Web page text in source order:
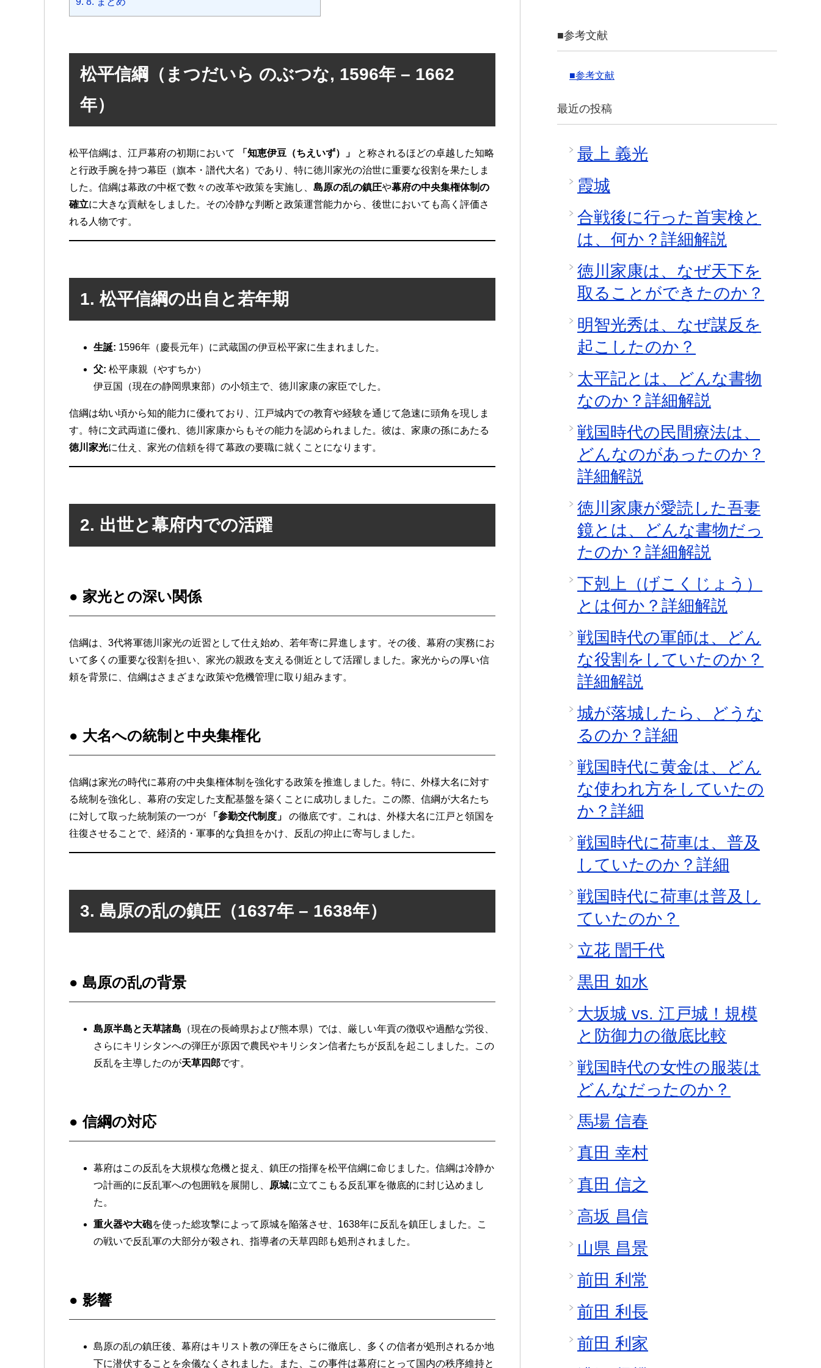
松平信綱（まつだいら のぶつな, 1596年 – 1662
年）
松平信綱は、江戸幕府の初期において 「知恵伊豆（ちえいず）」
と称されるほどの卓越した知略
と行政手腕を持つ幕臣（旗本・譜代大名）であり、特に徳川家光の治世に重要な役割を果たしま
した。信綱は幕政の中枢で数々の改革や政策を実施し、 島原の乱の鎮圧や幕府の中央集権体制の
確立に大きな貢献をしました。その冷静な判断と政策運営能力から、後世においても高く評価さ
れる人物です。
1. 松平信綱の出自と若年期
生誕: 1596年（慶長元年）に武蔵国の伊豆松平家に生まれました。
父: 松平康親（やすちか）
伊豆国（現在の静岡県東部）の小領主で、徳川家康の家臣でした。
信綱は幼い頃から知的能力に優れており、江戸城内での教育や経験を通じて急速に頭角を現しま
す。特に文武両道に優れ、徳川家康からもその能力を認められました。彼は、家康の孫にあたる
徳川家光に仕え、家光の信頼を得て幕政の要職に就くことになります。
2. 出世と幕府内での活躍
● 家光との深い関係
信綱は、3代将軍徳川家光の近習として仕え始め、若年寄に昇進します。その後、幕府の実務にお
いて多くの重要な役割を担い、家光の親政を支える側近として活躍しました。家光からの厚い信
頼を背景に、信綱はさまざまな政策や危機管理に取り組みます。
● 大名への統制と中央集権化
信綱は家光の時代に幕府の中央集権体制を強化する政策を推進しました。特に、外様大名に対す
る統制を強化し、幕府の安定した支配基盤を築くことに成功しました。この際、信綱が大名たち
に対して取った統制策の一つが
「参勤交代制度」
の徹底です。これは、外様大名に江戸と領国を
往復させることで、経済的・軍事的な負担をかけ、反乱の抑止に寄与しました。
3. 島原の乱の鎮圧（1637年 – 1638年）
● 島原の乱の背景
島原半島と天草諸島 （現在の長崎県および熊本県）では、厳しい年貢の徴収や過酷な労役、
さらにキリシタンへの弾圧が原因で農民やキリシタン信者たちが反乱を起こしました。この
反乱を主導したのが天草四郎です。
●信綱の対応
幕府はこの反乱を大規模な危機と捉え、鎮圧の指揮を松平信綱に命じました。信綱は冷静か
つ計画的に反乱軍への包囲戦を展開し、
原城に立てこもる反乱軍を徹底的に封じ込めまし
た。
重火器や大砲を使った総攻撃によって原城を陥落させ、1638年に反乱を鎮圧しました。こ
の戦いで反乱軍の大部分が殺され、指導者の天草四郎も処刑されました。
● 影響
島原の乱の鎮圧後、幕府はキリスト教の弾圧をさらに徹底し、多くの信者が処刑されるか地
下に潜伏することを余儀なくされました。また、この事件は幕府にとって国内の秩序維持と
■参考文献
■参考文献
最近の投稿
最上 義光
霞城
合戦後に行った首実検と
は、何か？詳細解説
徳川家康は、なぜ天下を
取ることができたのか？
明智光秀は、なぜ謀反を
起こしたのか？
太平記とは、どんな書物
なのか？詳細解説
戦国時代の民間療法は、
どんなのがあったのか？
詳細解説
徳川家康が愛読した吾妻
鏡とは、どんな書物だっ
たのか？詳細解説
下剋上（げこくじょう）
とは何か？詳細解説
戦国時代の軍師は、どん
な役割をしていたのか？
詳細解説
城が落城したら、どうな
るのか？詳細
戦国時代に黄金は、どん
な使われ方をしていたの
か？詳細
戦国時代に荷車は、普及
していたのか？詳細
戦国時代に荷車は普及し
ていたのか？
立花 誾千代
黒田 如水
大坂城 vs. 江戸城！規模
と防御力の徹底比較
戦国時代の女性の服装は
どんなだったのか？
馬場 信春
真田 幸村
真田 信之
高坂 昌信
山県 昌景
前田 利常
前田 利長
前田 利家